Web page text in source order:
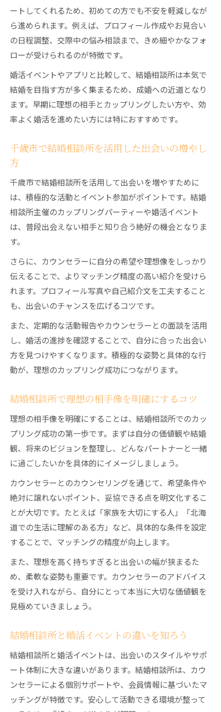
説
結婚相談所で受けられるサービスとサポー
ト内容
婚活イベントやセミナーを結婚相談所と併
用しよう
カウンセラーと二人三脚で婚活を進めるコ
ツ
カウンセラーと歩む幸せな結婚相談所の体験談
結婚相談所のカウンセラーが支える婚活体
なる理由
成婚までを導く結婚相談所での実際のサポ
カウンセラーのアドバイスで変わる婚活の
進め方
カップリング率が高まる結婚相談所の賢い使い
結婚相談所を効果的に活用してカップリン
グ率アップ
出会いを広げるための結婚相談所活用術を
結婚相談所のイベントやパーティーを活用
相性診断やサポートを結婚相談所で活かす
方法
結婚相談所でのマナーやルールを押さえる
ートしてくれるため、初めての方でも不安を軽減しなが
ら進められます。例えば、プロフィール作成やお見合い
の日程調整、交際中の悩み相談まで、きめ細やかなフォ
ローが受けられるのが特徴です。
婚活イベントやアプリと比較して、結婚相談所は本気で
結婚を目指す方が多く集まるため、成婚への近道となり
ます。早期に理想の相手とカップリングしたい方や、効
率よく婚活を進めたい方には特におすすめです。
千歳市で結婚相談所を活用した出会いの増やし
方
千歳市で結婚相談所を活用して出会いを増やすために
は、積極的な活動とイベント参加がポイントです。結婚
相談所主催のカップリングパーティーや婚活イベント
は、普段出会えない相手と知り合う絶好の機会となりま
す。
さらに、カウンセラーに自分の希望や理想像をしっかり
伝えることで、よりマッチング精度の高い紹介を受けら
れます。プロフィール写真や自己紹介文を工夫すること
も、出会いのチャンスを広げるコツです。
また、定期的な活動報告やカウンセラーとの面談を活用
し、婚活の進捗を確認することで、自分に合った出会い
方を見つけやすくなります。積極的な姿勢と具体的な行
動が、理想のカップリング成功につながります。
結婚相談所で理想の相手像を明確にするコツ
理想の相手像を明確にすることは、結婚相談所でのカッ
プリング成功の第一歩です。まずは自分の価値観や結婚
観、将来のビジョンを整理し、どんなパートナーと一緒
に過ごしたいかを具体的にイメージしましょう。
カウンセラーとのカウンセリングを通じて、希望条件や
絶対に譲れないポイント、妥協できる点を明文化するこ
とが大切です。たとえば「家族を大切にする人」「北海
道での生活に理解のある方」など、具体的な条件を設定
することで、マッチングの精度が向上します。
また、理想を高く持ちすぎると出会いの幅が狭まるた
め、柔軟な姿勢も重要です。カウンセラーのアドバイス
を受け入れながら、自分にとって本当に大切な価値観を
見極めていきましょう。
結婚相談所と婚活イベントの違いを知ろう
結婚相談所と婚活イベントは、出会いのスタイルやサポ
ート体制に大きな違いがあります。結婚相談所は、カウ
ンセラーによる個別サポートや、会員情報に基づいたマ
ッチングが特徴です。安心して活動できる環境が整って